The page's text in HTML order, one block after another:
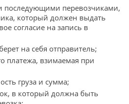
последующими перевозчиками,
который должен выдать
согласие на запись в
на себя отправитель;
платежа, взимаемая при
груза и сумма;
в который должна быть